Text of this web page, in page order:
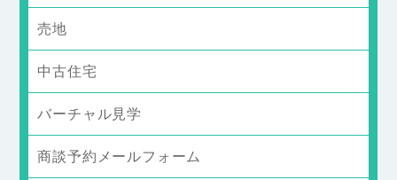
売地
中古住宅
バーチャル見学
商談予約メールフォーム